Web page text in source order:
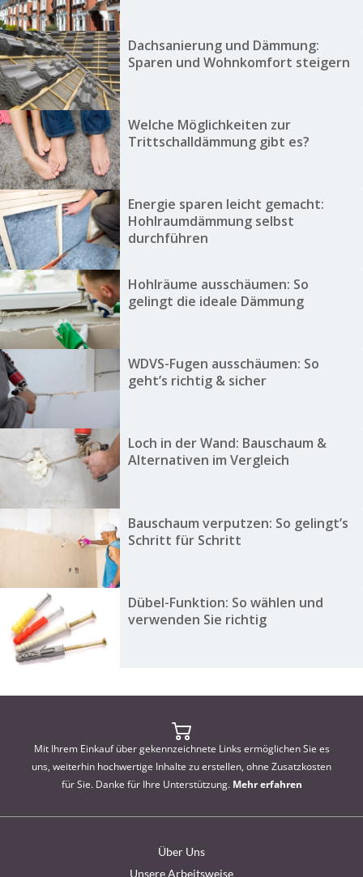
Dachsanierung und Dämmung:
Sparen und Wohnkomfort steigern
Welche Möglichkeiten zur
Trittschalldämmung gibt es?
Energie sparen leicht gemacht:
Hohlraumdämmung selbst
durchführen
Hohlräume ausschäumen: So
gelingt die ideale Dämmung
WDVS-Fugen ausschäumen: So
geht’s richtig & sicher
Loch in der Wand: Bauschaum &
Alternativen im Vergleich
Bauschaum verputzen: So gelingt’s
Schritt für Schritt
Dübel-Funktion: So wählen und
verwenden Sie richtig
Mit Ihrem Einkauf über gekennzeichnete Links ermöglichen Sie es
uns, weiterhin hochwertige Inhalte zu erstellen, ohne Zusatzkosten
für Sie. Danke für Ihre Unterstützung. Mehr erfahren
Über Uns
Unsere Arbeitsweise